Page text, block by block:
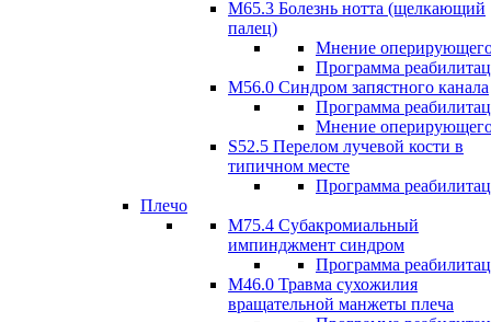
М65.3 Болезнь нотта (щелкающий
палец)
Мнение
Программа
M56.0 Синдром запястного канала
Программа
Мнение
S52.5 Перелом лучевой кости в
типичном месте
Программа
Плечо
М75.4 Субакромиальный
импинджмент синдром
Программа
М46.0 Травма сухожилия
вращательной манжеты плеча